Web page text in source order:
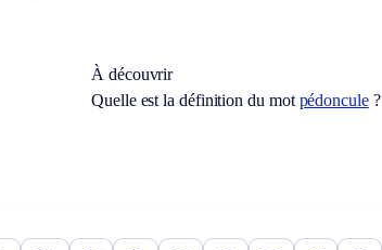
À découvrir
Quelle est la définition du mot pédoncule?